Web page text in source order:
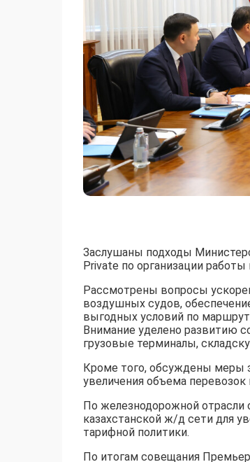
Заслушаны подходы
Private по организации
Рассмотрены вопросы
воздушных судов,
выгодных условий по
Внимание уделено развитию
грузовые терминалы,
Кроме того, обсуждены меры
увеличения объема
По железнодорожной
казахстанской ж/д сети для
тарифной политики.
По итогам совещания